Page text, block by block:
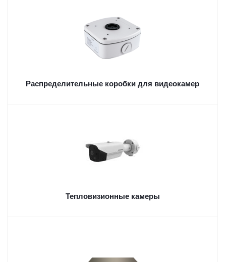
Распределительные коробки для видеокамер
Тепловизионные камеры